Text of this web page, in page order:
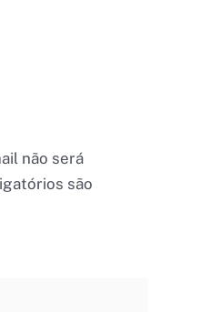
não será
são